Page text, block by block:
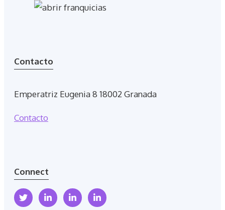
Contacto
Emperatriz Eugenia 8 18002 Granada
Contacto
Connect